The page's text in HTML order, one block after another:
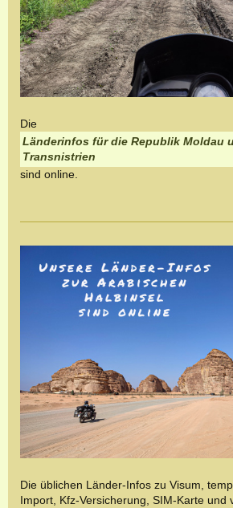
Die
Länderinfos für die Republik Moldau
Transnistrien
sind online.
Die üblichen Länder-Infos zu Visum,
Import, Kfz-Versicherung, SIM-Karte und